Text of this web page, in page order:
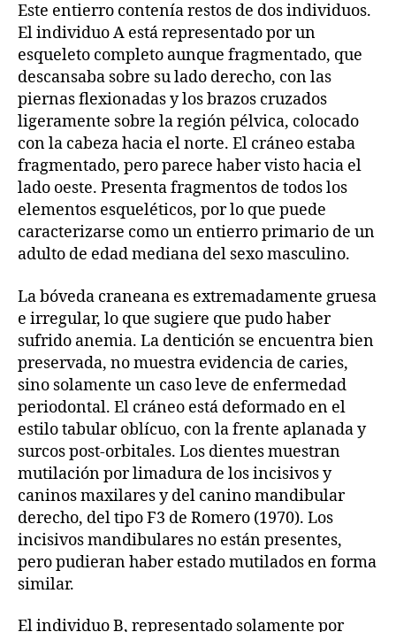
Este entierro contenía restos de dos individuos.
El individuo A está representado por un
esqueleto completo aunque fragmentado, que
descansaba sobre su lado derecho, con las
piernas flexionadas y los brazos cruzados
ligeramente sobre la región pélvica, colocado
con la cabeza hacia el norte. El cráneo estaba
fragmentado, pero parece haber visto hacia el
lado oeste. Presenta fragmentos de todos los
elementos esqueléticos, por lo que puede
caracterizarse como un entierro primario de un
adulto de edad mediana del sexo masculino.
La bóveda craneana es extremadamente gruesa
e irregular, lo que sugiere que pudo haber
sufrido anemia. La dentición se encuentra bien
preservada, no muestra evidencia de caries,
sino solamente un caso leve de enfermedad
periodontal. El cráneo está deformado en el
estilo tabular oblícuo, con la frente aplanada y
surcos post-orbitales. Los dientes muestran
mutilación por limadura de los incisivos y
caninos maxilares y del canino mandibular
derecho, del tipo F3 de Romero (1970). Los
incisivos mandibulares no están presentes,
pero pudieran haber estado mutilados en forma
similar.
El individuo B, representado solamente por